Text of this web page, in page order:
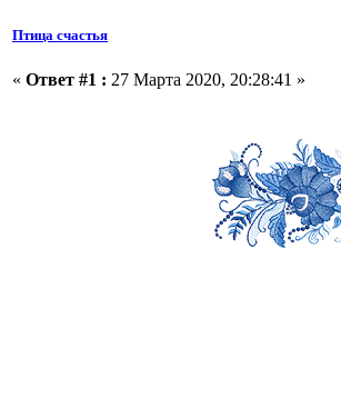
Птица счастья
« Ответ #1 : 27 Марта 2020, 20:28:41 »